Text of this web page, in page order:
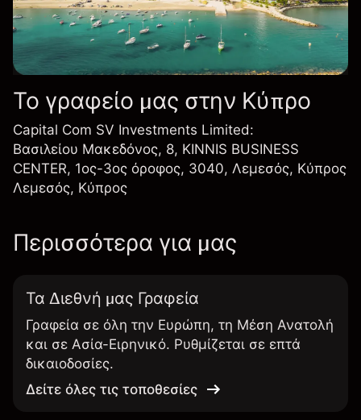
Το γραφείο μας στην Κύπρο
Capital Com SV Investments Limited:
Βασιλείου Μακεδόνος, 8, KINNIS BUSINESS
CENTER, 1ος-3ος όροφος, 3040, Λεμεσός, Κύπρος
Λεμεσός, Κύπρος
Περισσότερα για μας
Τα Διεθνή μας Γραφεία
Γραφεία σε όλη την Ευρώπη, τη Μέση Ανατολή
και σε Ασία-Ειρηνικό. Ρυθμίζεται σε επτά
δικαιοδοσίες.
Δείτε όλες τις τοποθεσίες